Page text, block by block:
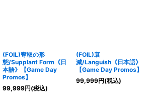
(FOIL)奪取の形
態/Supplant Form《日
本語》【Game Day
Promos】
99,999円(税込)
(FOIL)衰
滅/Languish《日本語》
【Game Day Promos】
99,999円(税込)